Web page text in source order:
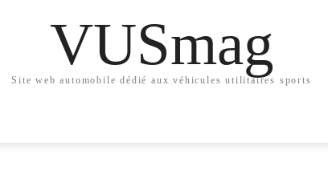
VUSmag
Site web automobile dédié aux véhicules utilitaires sports